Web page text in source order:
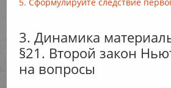
5. Сформулируйте следствие
3. Динамика
§21. Второй закон
на вопросы